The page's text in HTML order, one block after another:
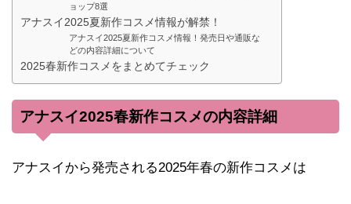
ョップ8選
アナスイ2025夏新作コスメ情報が解禁！
アナスイ2025夏新作コスメ情報！発売日や通販な
どの内容詳細について
2025春新作コスメをまとめてチェック
アナスイ2025春新作コスメの内容詳細
アナスイから発売される2025年春の新作コスメは